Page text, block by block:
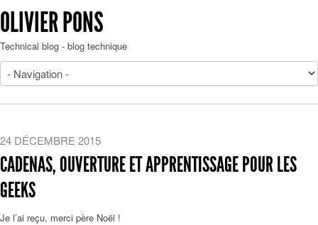
OLIVIER PONS
Technical blog - blog technique
24 DÉCEMBRE 2015
CADENAS, OUVERTURE ET APPRENTISSAGE POUR LES
GEEKS
Je l’ai reçu, merci père Noël !